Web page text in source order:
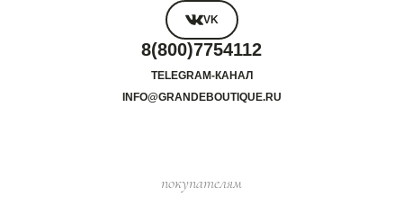
VK
8(800)7754112
TELEGRAM-КАНАЛ
INFO@GRANDEBOUTIQUE.RU
покупателям